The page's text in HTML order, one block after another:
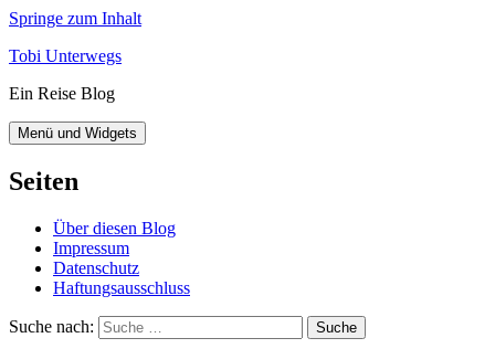
Springe zum Inhalt
Tobi Unterwegs
Ein Reise Blog
Menü und Widgets
Seiten
Über diesen Blog
Impressum
Datenschutz
Haftungsausschluss
Suche nach: